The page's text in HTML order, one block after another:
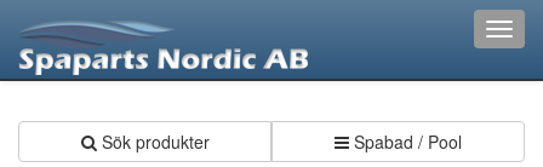
Sök produkter Spabad / Pool